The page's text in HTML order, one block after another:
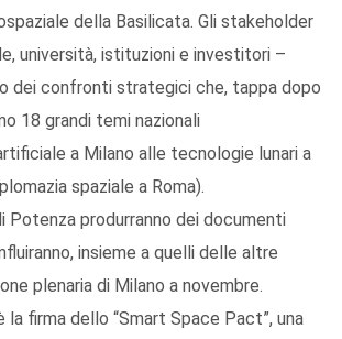
della Basilicata. Gli stakeholder
università, istituzioni e investitori –
dei confronti strategici che, tappa dopo
18 grandi temi nazionali
a Milano alle tecnologie lunari a
spaziale a Roma).
Potenza produrranno dei documenti
insieme a quelli delle altre
plenaria di Milano a novembre.
la firma dello “Smart Space Pact”, una